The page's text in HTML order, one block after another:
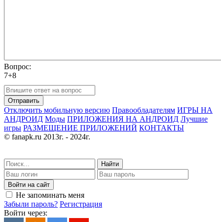
Вопрос:
7+8
Отправить
Отключить мобильную версию Правообладателям ИГРЫ НА
АНДРОИД Моды ПРИЛОЖЕНИЯ НА АНДРОИД Лучшие
игры РАЗМЕЩЕНИЕ ПРИЛОЖЕНИЙ КОНТАКТЫ
© fanapk.ru 2013г. - 2024г.
Найти
Войти на сайт
Не запоминать меня
Забыли пароль? Регистрация
Войти через: